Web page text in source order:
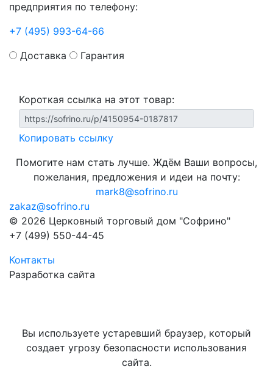
предприятия по телефону:
+7 (495) 993-64-66
Доставка
Гарантия
Короткая ссылка на этот товар:
Копировать ссылку
Помогите нам стать лучше. Ждём Ваши вопросы,
пожелания, предложения и идеи на почту:
mark8@sofrino.ru
zakaz@sofrino.ru
© 2026 Церковный торговый дом "Софрино"
+7 (499) 550-44-45
Контакты
Разработка сайта
Вы используете устаревший браузер, который
создает угрозу безопасности использования
сайта.